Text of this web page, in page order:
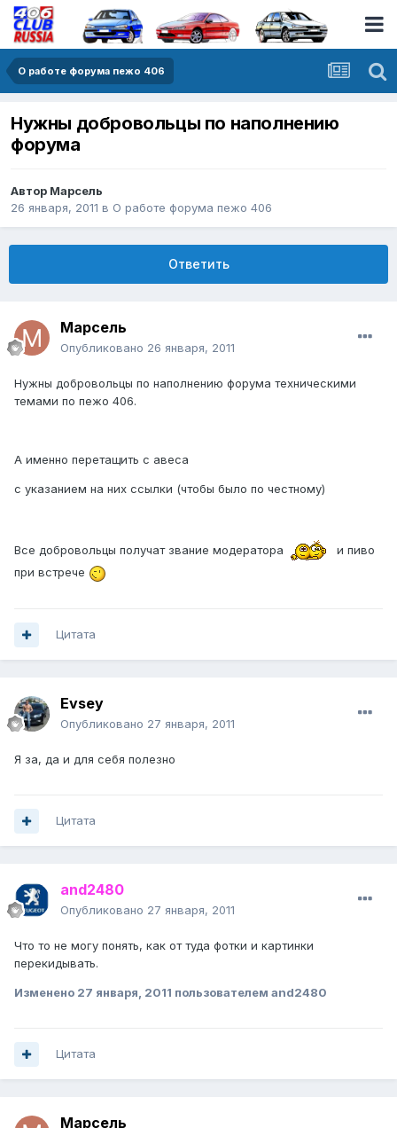
О работе форума пежо 406
Нужны добровольцы по наполнению
форума
Автор Марсель
26 января, 2011 в О работе форума пежо 406
Ответить
Марсель
Опубликовано 26 января, 2011
Нужны добровольцы по наполнению форума техническими
темами по пежо 406.
А именно перетащить с авеса
с указанием на них ссылки (чтобы было по честному)
Все добровольцы получат звание модератора
и пиво
при встрече
Цитата
Evsey
Опубликовано 27 января, 2011
Я за, да и для себя полезно
Цитата
and2480
Опубликовано 27 января, 2011
Что то не могу понять, как от туда фотки и картинки
перекидывать.
Изменено 27 января, 2011 пользователем and2480
Цитата
Марсель